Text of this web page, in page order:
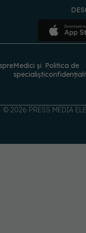
Medici și
specialiști
Politica de
© 2026 PRESS MEDIA